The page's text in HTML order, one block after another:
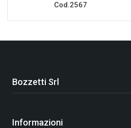
Cod.2567
Bozzetti Srl
Informazioni